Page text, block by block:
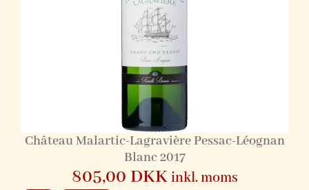
Château Malartic-Lagravière Pessac-Léognan
Blanc 2017
805,00 DKK inkl. moms